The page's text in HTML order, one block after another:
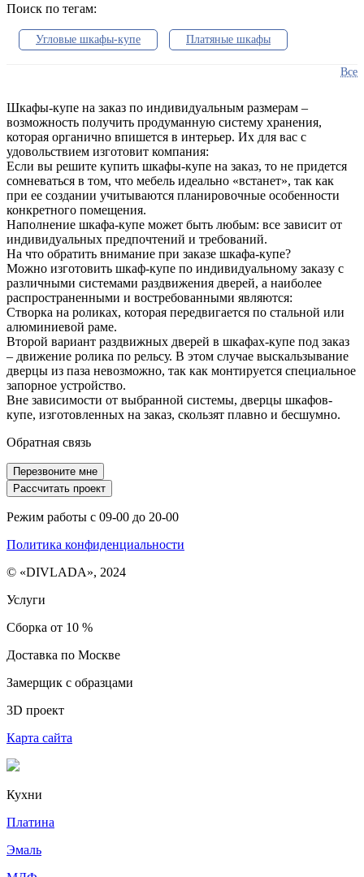
Поиск по тегам:
Угловые шкафы-купе Платяные шкафы
Гардеробные системы Распашные шкафы
Шкафы на заказ Шкафы с зеркалом
Мебель для прихожей Шкафы с фасадами дуб
Размер от 2х метров
Шкафы-купе от производителя
Все
Шкафы-купе на заказ по индивидуальным размерам –
возможность получить продуманную систему хранения,
которая органично впишется в интерьер. Их для вас с
удовольствием изготовит компания:
Если вы решите купить шкафы-купе на заказ, то не придется
сомневаться в том, что мебель идеально «встанет», так как
при ее создании учитываются планировочные особенности
конкретного помещения.
Наполнение шкафа-купе может быть любым: все зависит от
индивидуальных предпочтений и требований.
На что обратить внимание при заказе шкафа-купе?
Можно изготовить шкаф-купе по индивидуальному заказу с
различными системами раздвижения дверей, а наиболее
распространенными и востребованными являются:
Створка на роликах, которая передвигается по стальной или
алюминиевой раме.
Второй вариант раздвижных дверей в шкафах-купе под заказ
– движение ролика по рельсу. В этом случае выскальзывание
дверцы из паза невозможно, так как монтируется специальное
запорное устройство.
Вне зависимости от выбранной системы, дверцы шкафов-
купе, изготовленных на заказ, скользят плавно и бесшумно.
Обратная связь
Перезвоните мне
Рассчитать проект
Режим работы с 09-00 до 20-00
Политика конфиденциальности
© «DIVLADA», 2024
Услуги
Сборка от 10 %
Доставка по Москве
Замерщик с образцами
3D проект
Карта сайта
Кухни
Платина
Эмаль